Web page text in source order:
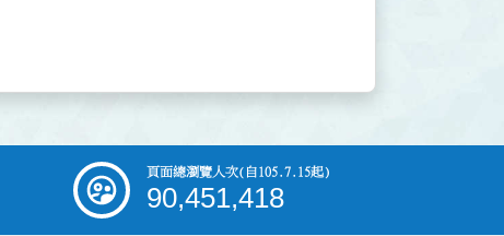
頁面總瀏覽人次(自105.7.15起)
90,451,418